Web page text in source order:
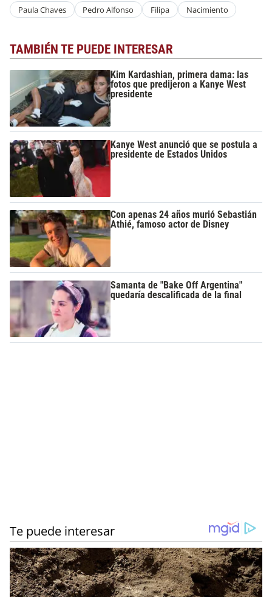
Paula Chaves Pedro Alfonso Filipa Nacimiento
TAMBIÉN TE PUEDE INTERESAR
Kim Kardashian, primera dama: las
fotos que predijeron a Kanye West
presidente
Kanye West anunció que se postula a
presidente de Estados Unidos
Con apenas 24 años murió Sebastián
Athié, famoso actor de Disney
Samanta de "Bake Off Argentina"
quedaría descalificada de la final